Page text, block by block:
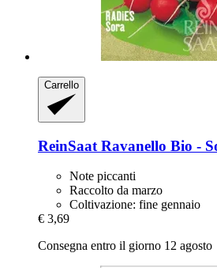
Carrello
ReinSaat Ravanello Bio -​
Note piccanti
Raccolto da marzo
Coltivazione: fine gennaio
€ 3,69
Consegna entro il giorno 12 agosto